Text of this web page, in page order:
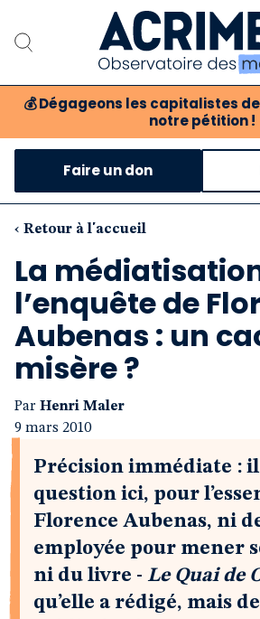
💰 Dégageons les capitalistes
notre pétition !
Notre
Notre critique des
Nos propositions
Notre revue
Boutique
Faire un don
‹ Retour à l'accueil
La
l’enquête de
Aubenas : un
misère ?
Par Henri Maler
9 mars 2010
Précision immédiate :
question ici, pour
Florence Aubenas, ni
employée pour mener
ni du livre - Le Quai de
qu’elle a rédigé, mais